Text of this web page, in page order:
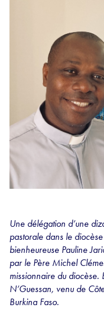
Une délégation d’une
pastorale dans le
bienheureuse Pauline
par le Père Michel
missionnaire du
N’Guessan, venu de
Burkina Faso.